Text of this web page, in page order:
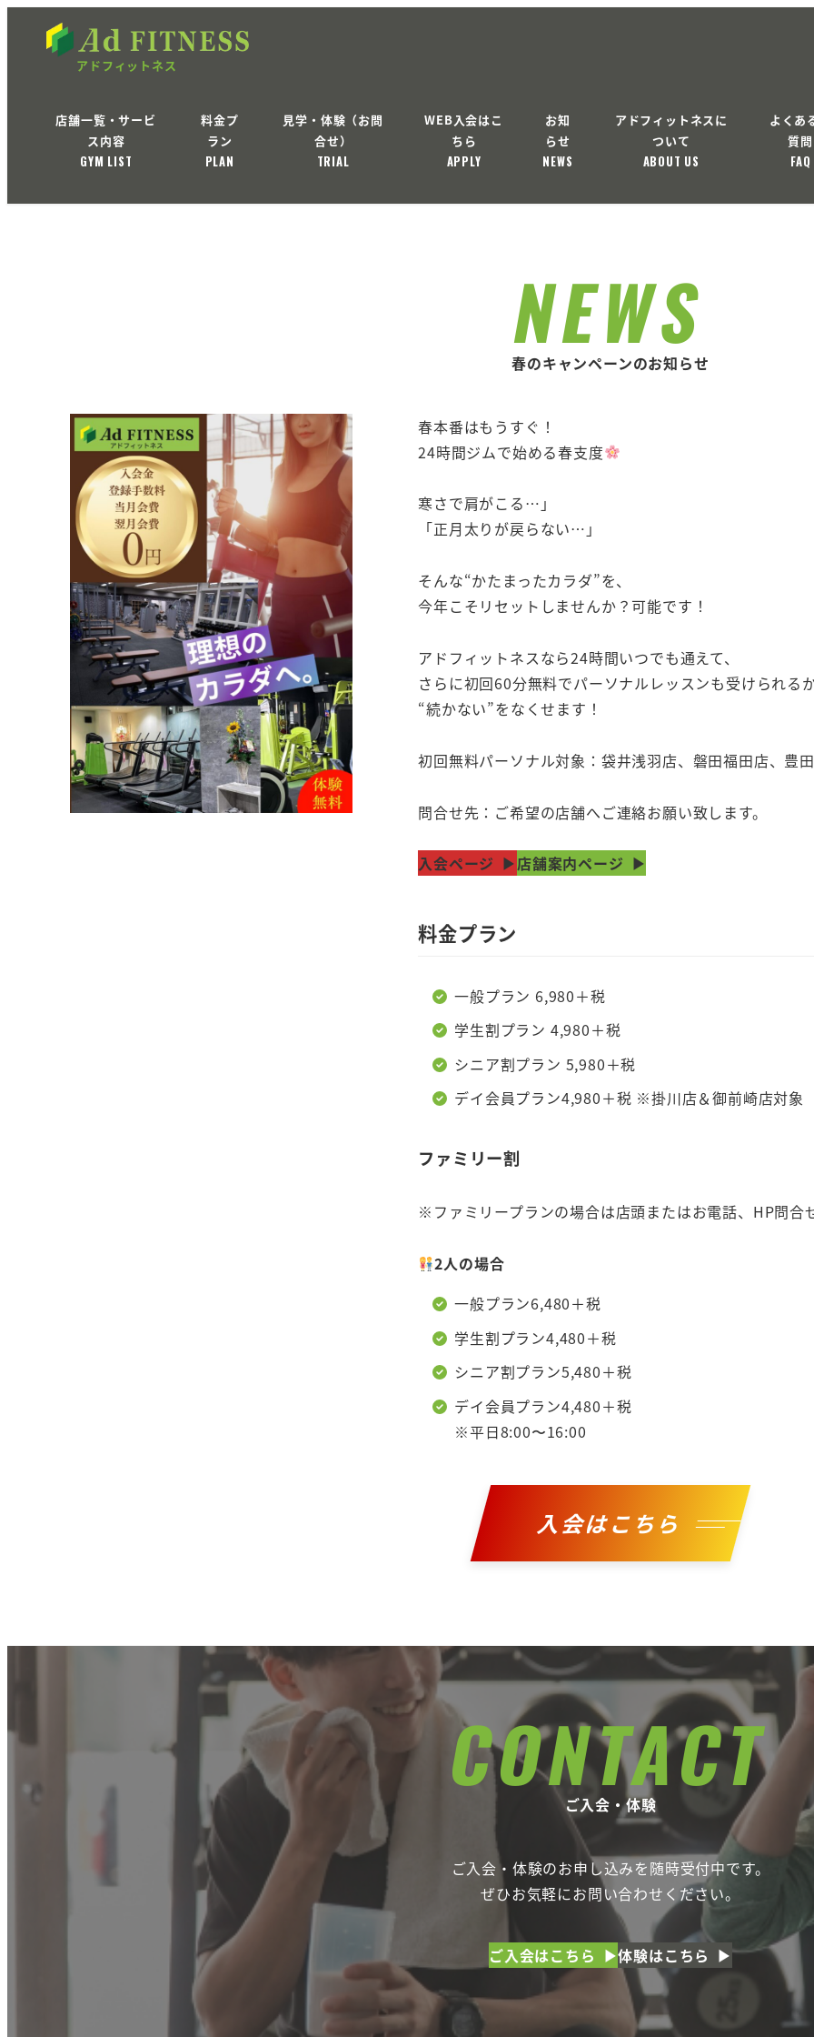
店舗一覧・サービ
ス内容
GYM LIST
料金プ
ラン
PLAN
見学・体験（お問
合せ）
TRIAL
WEB入会はこ
ちら
APPLY
お知
らせ
NEWS
アドフィットネスに
ついて
ABOUT US
よくあ
質問
FAQ
NEWS
春のキャンペーンのお知らせ
春本番はもうすぐ！
24時間ジムで始める春支度
寒さで肩がこる…」
「正月太りが戻らない…」
そんな“かたまったカラダ”を、
今年こそリセットしませんか？可能です！
アドフィットネスなら24時間いつでも通えて、
さらに初回60分無料でパーソナルレッスンも受けられる
“続かない”をなくせます！
初回無料パーソナル対象：袋井浅羽店、磐田福田店、豊
問合せ先：ご希望の店舗へご連絡お願い致します。
入会ページ 店舗案内ページ
料金プラン
一般プラン 6,980＋税
学生割プラン 4,980＋税
シニア割プラン 5,980＋税
デイ会員プラン4,980＋税 ※掛川店＆御前崎店対象
ファミリー割
※ファミリープランの場合は店頭またはお電話、HP問合
2人の場合
一般プラン6,480＋税
学生割プラン4,480＋税
シニア割プラン5,480＋税
デイ会員プラン4,480＋税
※平日8:00〜16:00
入会はこちら
CONTACT
ご入会・体験
ご入会・体験のお申し込みを随時受付中です。
ぜひお気軽にお問い合わせください。
ご入会はこちら 体験はこちら